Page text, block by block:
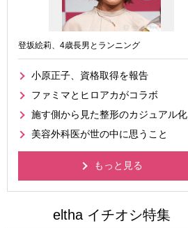
登坂絵莉、4歳長男とランニング
小原正子、資格取得を報告
ファミマとヒロアカがコラボ
施す側から見た整形のカジュアル化
美容外科医が世の中に思うこと
もっと見る